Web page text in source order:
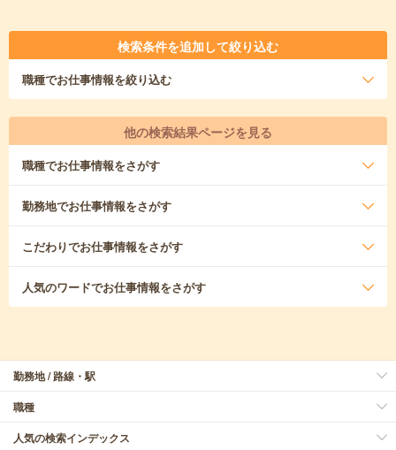
検索条件を追加して絞り込む
職種でお仕事情報を絞り込む
他の検索結果ページを見る
職種でお仕事情報をさがす
勤務地でお仕事情報をさがす
こだわりでお仕事情報をさがす
人気のワードでお仕事情報をさがす
勤務地 / 路線・駅
職種
人気の検索インデックス